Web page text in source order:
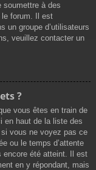
soumettre à des
forum. Il est
un groupe d’utilisateurs
veuillez contacter un
?
vous êtes en train de
en haut de la liste des
vous ne voyez pas ce
ou le temps d’attente
encore été atteint. Il est
en y répondant, mais